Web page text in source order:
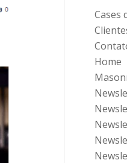
Cases
Home